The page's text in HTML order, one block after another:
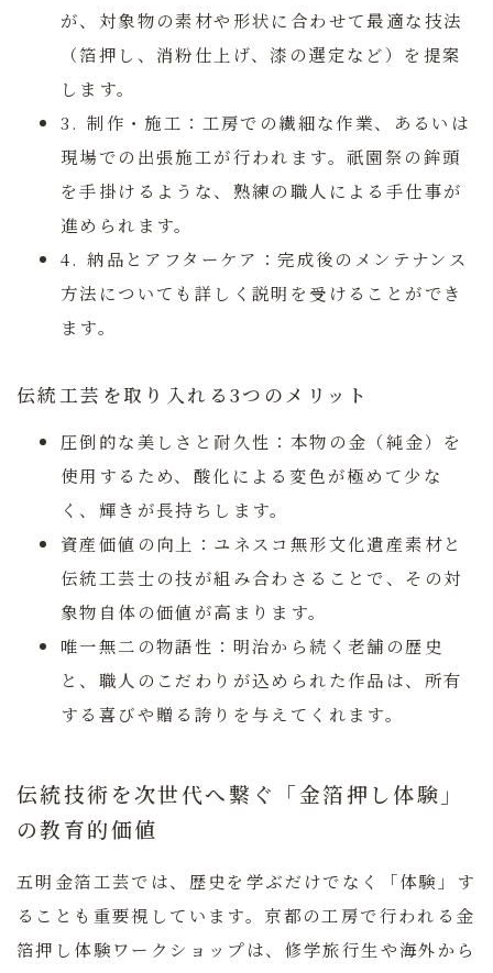
が、対象物の素材や形状に合わせて最適な技法
（箔押し、消粉仕上げ、漆の選定など）を提案
します。
3. 制作・施工： 工房での繊細な作業、あるいは
現場での出張施工が行われます。祇園祭の鉾頭
を手掛けるような、熟練の職人による手仕事が
進められます。
4. 納品とアフターケア：完成後のメンテナンス
方法についても詳しく説明を受けることができ
ます。
伝統工芸を取り入れる3つのメリット
圧倒的な美しさと耐久性： 本物の金（純金）を
使用するため、酸化による変色が極めて少な
く、輝きが長持ちします。
資産価値の向上： ユネスコ無形文化遺産素材と
伝統工芸士の技が組み合わさることで、その対
象物自体の価値が高まります。
唯一無二の物語性： 明治から続く老舗の歴史
と、職人のこだわりが込められた作品は、所有
する喜びや贈る誇りを与えてくれます。
伝統技術を次世代へ繋ぐ「金箔押し体験」
の教育的価値
五明金箔工芸では、歴史を学ぶだけでなく「体験」す
ることも重要視しています。京都の工房で行われる金
箔押し体験ワークショップは、修学旅行生や海外から